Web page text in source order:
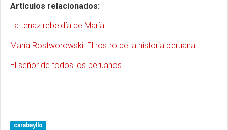
Artículos relacionados:
La tenaz rebeldía de María
María Rostworowski: El rostro de la historia peruana
El señor de todos los peruanos
carabayllo